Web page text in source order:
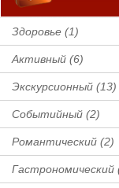
Здоровье (1)
Активный (6)
Экскурсионный (13)
Событийный (2)
Романтический (2)
Гастрономический